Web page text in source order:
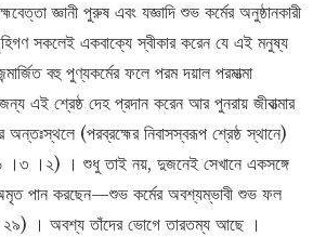
জ্ঞানী পুরুষ এবং যজ্ঞাদি শুভ কর্মের অনুষ্ঠানকারী
সকলেই একবাক্যে স্বীকার করেন যে এই মনুষ্য
বহু পুণ্যকর্মের ফলে পরম দয়াল পরমাত্মা
এই শ্রেষ্ঠ দেহ প্রদান করেন আর পুনরায় জীবাত্মার
অন্তঃস্থলে (পরব্রহ্মের নিবাসস্বরূপ শ্রেষ্ঠ স্থানে)
।৩ ।২) । শুধু তাই নয়, দুজনেই সেখানে একসঙ্গে
পান করছেন—শুভ কর্মের অবশ্যম্ভাবী শুভ ফল
। অবশ্য তাঁদের ভোগে তারতম্য আছে ।